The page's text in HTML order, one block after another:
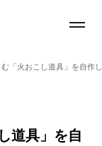
「火おこし道具」を自作
道具」を自